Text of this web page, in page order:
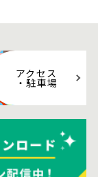
アクセス
・駐車場